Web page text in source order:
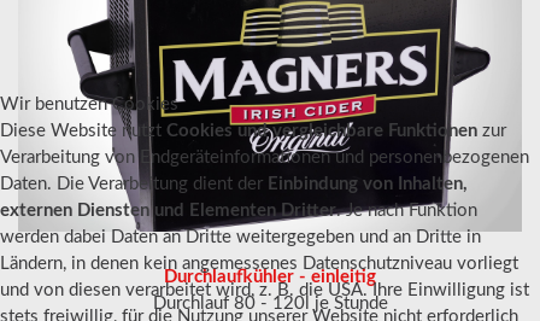
Durchlaufkühler - einleitig
Durchlauf 80 - 120l je Stunde
Wir benutzen Cookies
Diese Website nutzt Cookies und vergleichbare Funktionen zur
Verarbeitung von Endgeräteinformationen und personenbezogenen
Daten. Die Verarbeitung dient der Einbindung von Inhalten,
externen Diensten und Elementen Dritter. Je nach Funktion
werden dabei Daten an Dritte weitergegeben und an Dritte in
Ländern, in denen kein angemessenes Datenschutzniveau vorliegt
und von diesen verarbeitet wird, z. B. die USA. Ihre Einwilligung ist
stets freiwillig, für die Nutzung unserer Website nicht erforderlich